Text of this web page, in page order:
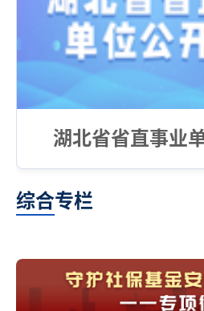
湖北省省直事业
综合专栏